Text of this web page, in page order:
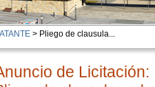
> Pliego de clausula...
de Licitación: